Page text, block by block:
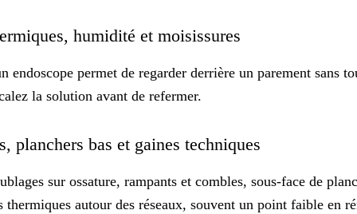
humidité et moisissures
endoscope permet de regarder derrière un parement sans
la solution avant de refermer.
planchers bas et gaines techniques
sur ossature, rampants et combles, sous-face de
thermiques autour des réseaux, souvent un point faible en